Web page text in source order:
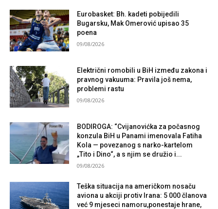
Eurobasket: Bh. kadeti pobijedili
Bugarsku, Mak Omerović upisao 35
poena
09/08/2026
Električni romobili u BiH između zakona i
pravnog vakuuma: Pravila još nema,
problemi rastu
09/08/2026
BODIROGA: “Cvijanovićka za počasnog
konzula BiH u Panami imenovala Fatiha
Kola — povezanog s narko-kartelom
„Tito i Dino“, a s njim se družio i...
09/08/2026
Teška situacija na američkom nosaču
aviona u akciji protiv Irana: 5 000 članova
već 9 mjeseci namoru,ponestaje hrane,